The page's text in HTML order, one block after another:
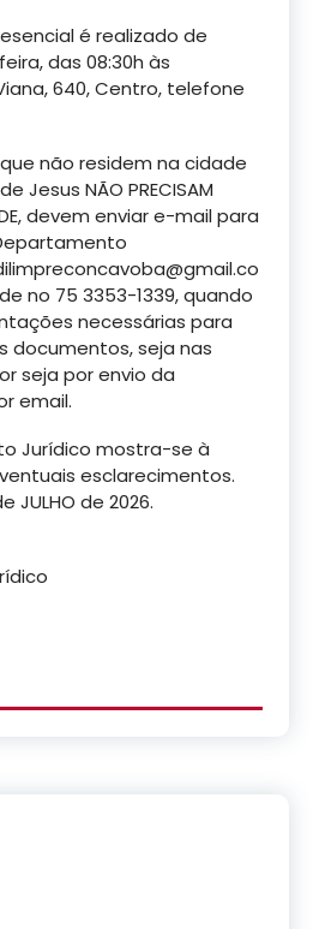
é realizado de
das 08:30h às
640, Centro, telefone
não residem na cidade
Jesus NÃO PRECISAM
, devem enviar e-mail para
no 75 3353-1339, quando
necessárias para
documentos, seja nas
seja por envio da
email.
Jurídico mostra-se à
esclarecimentos.
JULHO de 2026.